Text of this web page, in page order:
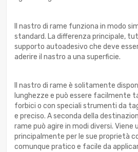
Il nastro di rame funziona in modo
standard. La differenza principale,
supporto autoadesivo che deve
aderire il nastro a una superficie.
Il nastro di rame è solitamente
lunghezze e può essere facilmente
forbici o con speciali strumenti da
e preciso. A seconda della
rame può agire in modi diversi.
principalmente per le sue proprietà
comunque pratico e facile da